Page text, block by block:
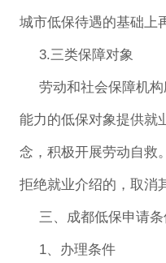
城市低保待遇的基础上
3.三类保障对象
劳动和社会保障机
能力的低保对象提供就
念，积极开展劳动自救
拒绝就业介绍的，取消
三、成都低保申请
1、办理条件